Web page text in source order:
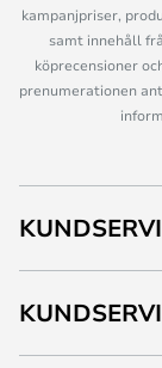
kampanjpriser,
samt innehåll
köprecensioner
prenumerationen